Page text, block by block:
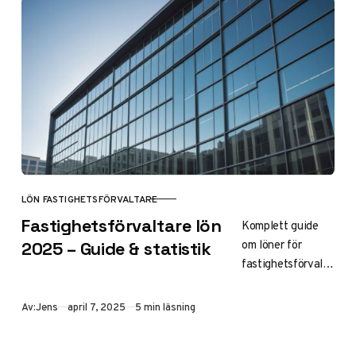
Innehållsförteckni
ng Introduktion till
fastighetschefens
roll Lönenivåer för
fastighetschefer
2025 Regionala
löneskillnader
Arbetsuppgifter
och…
KATEGORI
LÖN FASTIGHETSFÖRVALTARE
Fastighetsförvaltare lön
2025 – Guide & statistik
Komplett guide
om löner för
fastighetsförvalta
Av:Jens Publicerad
april 7, 2025 5 min läsning